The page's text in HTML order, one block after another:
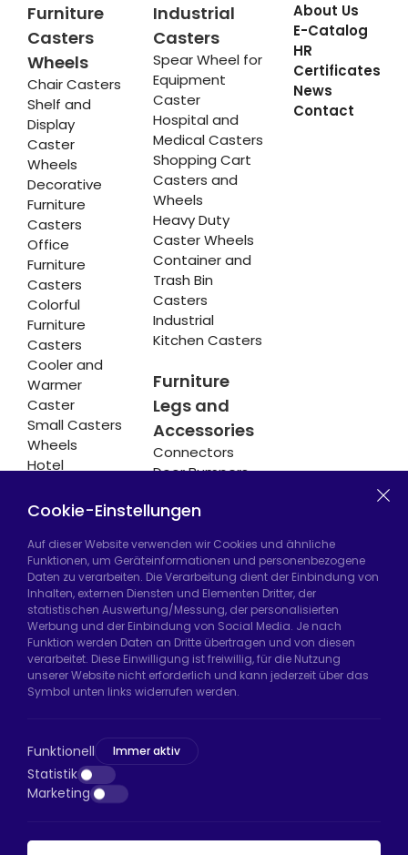
Furniture
Casters
Wheels
Chair Casters
Shelf and
Display
Caster
Wheels
Decorative
Furniture
Casters
Office
Furniture
Casters
Colorful
Furniture
Casters
Cooler and
Warmer
Caster
Small Casters
Wheels
Hotel
Casters
Industrial
Casters
Spear Wheel for
Equipment
Caster
Hospital and
Medical Casters
Shopping Cart
Casters and
Wheels
Heavy Duty
Caster Wheels
Container and
Trash Bin
Casters
Industrial
Kitchen Casters
Furniture
Legs and
Accessories
Connectors
Door Bumpers
About Us
E-Catalog
HR
Certificates
News
Contact
Hadımköy Fabrik:Atatürk Sanayi Bölgesi,
Uzunçayır Caddesi, No:11 Hadımköy, 34555
Arnavutköy/İstanbul
Telefon: +90 212 640 66 46
E-Mail: export@htsteker.com
D:a, 34045 Bayrampaşa/İstanbul
Telefon:+90 530 044 64 87
E-Mail: info@htsteker.com
Cookie-Einstellungen
Auf dieser Website verwenden wir Cookies und ähnliche
Funktionen, um Geräteinformationen und personenbezogene
Daten zu verarbeiten. Die Verarbeitung dient der Einbindung von
Inhalten, externen Diensten und Elementen Dritter, der
statistischen Auswertung/Messung, der personalisierten
Werbung und der Einbindung von Social Media. Je nach
Funktion werden Daten an Dritte übertragen und von diesen
verarbeitet. Diese Einwilligung ist freiwillig, für die Nutzung
unserer Website nicht erforderlich und kann jederzeit über das
Symbol unten links widerrufen werden.
Funktionell Immer aktiv
Statistik
Marketing